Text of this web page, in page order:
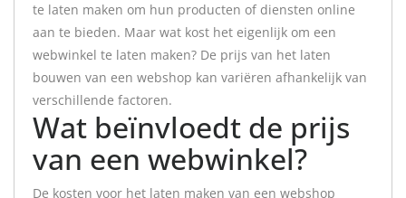
te laten maken om hun producten of diensten online
aan te bieden. Maar wat kost het eigenlijk om een
webwinkel te laten maken? De prijs van het laten
bouwen van een webshop kan variëren afhankelijk van
verschillende factoren.
Wat beïnvloedt de prijs
van een webwinkel?
De kosten voor het laten maken van een webshop